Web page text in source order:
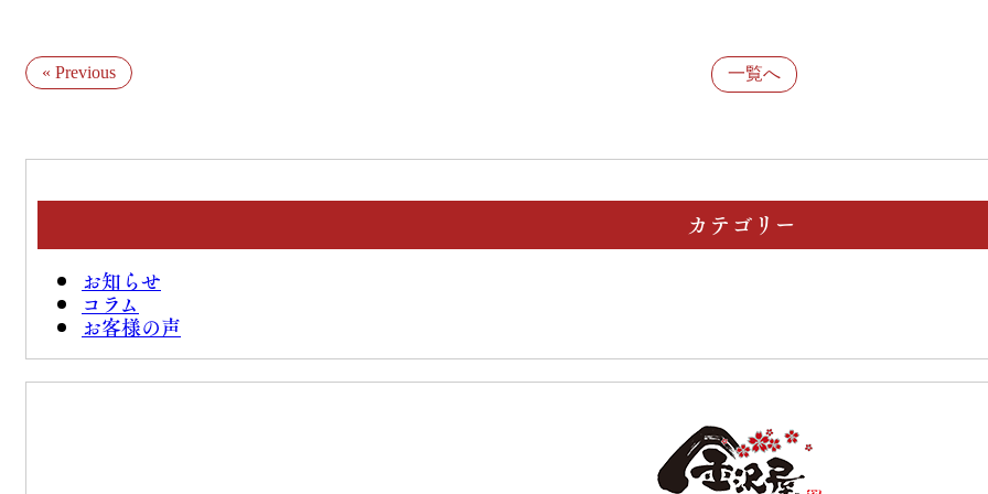
« Previous 一覧へ
カテゴリー
お知らせ
コラム
お客様の声